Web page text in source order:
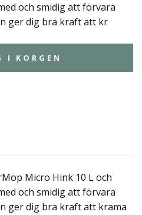
och smidig att förvara
ger dig bra kraft att kr
I KORGEN
Micro Hink 10 L och
och smidig att förvara
ger dig bra kraft att krama